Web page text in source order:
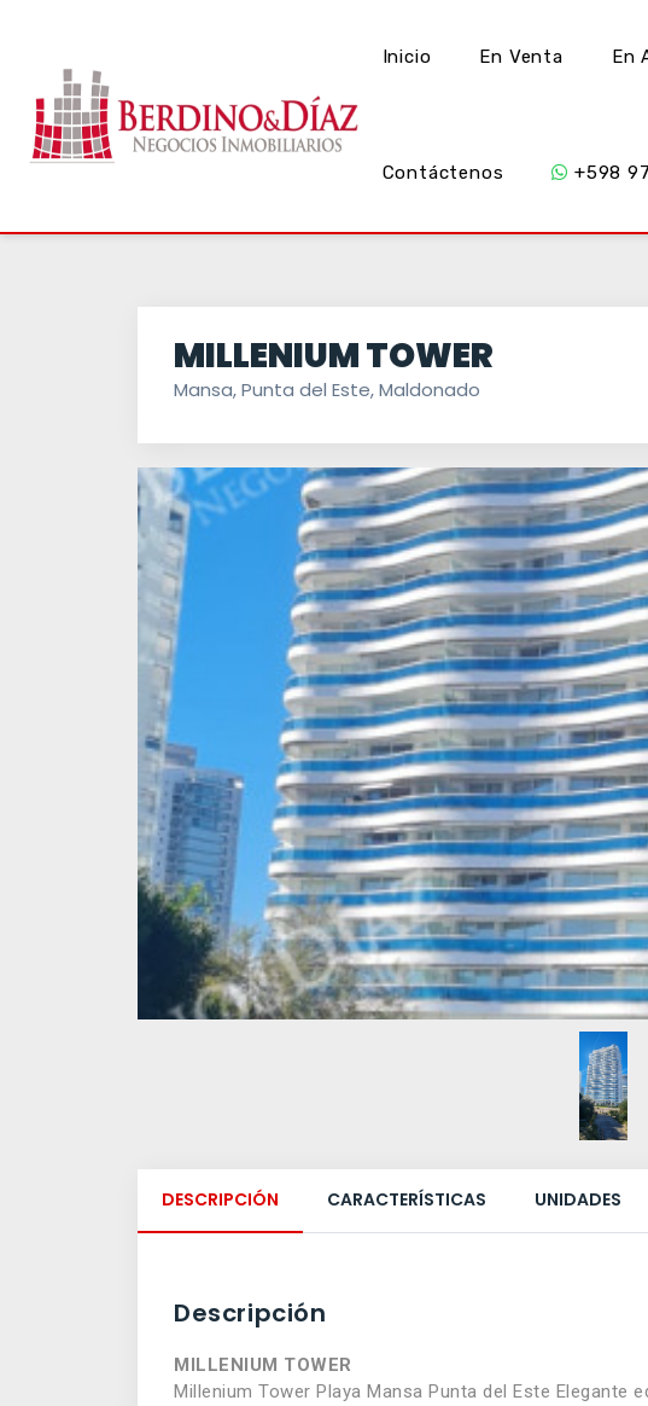
Inicio En Venta En
Contáctenos +598
MILLENIUM TOWER
Mansa, Punta del Este, Maldonado
DESCRIPCIÓN CARACTERÍSTICAS UNIDADES
Descripción
MILLENIUM TOWER
Millenium Tower Playa Mansa Punta del Este